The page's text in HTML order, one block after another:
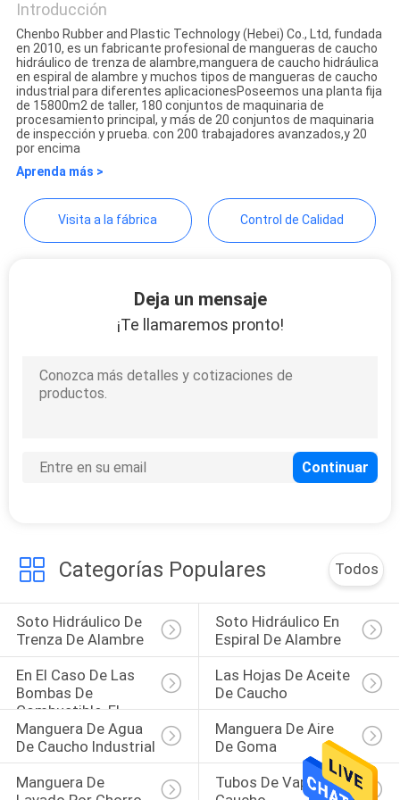
NOTICIAS
Chenbo Rubber and Plastic
Technology (Hebei) Co., Ltd
Introducción
Chenbo Rubber and Plastic Technology (Hebei) Co., Ltd, fundada
en 2010, es un fabricante profesional de mangueras de caucho
hidráulico de trenza de alambre,manguera de caucho hidráulica
en espiral de alambre y muchos tipos de mangueras de caucho
industrial para diferentes aplicacionesPoseemos una planta fija
de 15800m2 de taller, 180 conjuntos de maquinaria de
procesamiento principal, y más de 20 conjuntos de maquinaria
de inspección y prueba. con 200 trabajadores avanzados,y 20
por encima
Aprenda más >
Visita a la fábrica Control de Calidad
Deja un mensaje
¡Te llamaremos pronto!
Categorías Populares Todos
Soto Hidráulico De
Trenza De Alambre
Soto Hidráulico En
Espiral De Alambre
En El Caso De Las
Bombas De
Combustible, El
Valor De Las
Bombas De
Combustible Es El
Valor De Las Bo
Las Hojas De Aceite
De Caucho
Manguera De Agua
De Caucho Industrial
Manguera De Aire
De Goma
Manguera De
Tubos De Vapor De